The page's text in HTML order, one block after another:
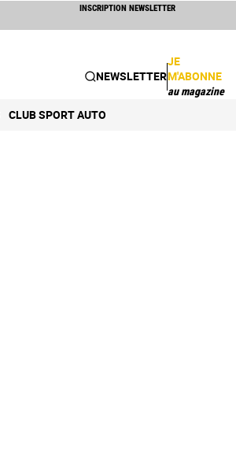
INSCRIPTION NEWSLETTER
NEWSLETTER
JE
M'ABONNE
au magazine
CLUB SPORT AUTO